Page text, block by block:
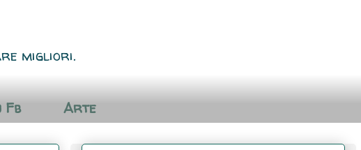
migliori.
Arte